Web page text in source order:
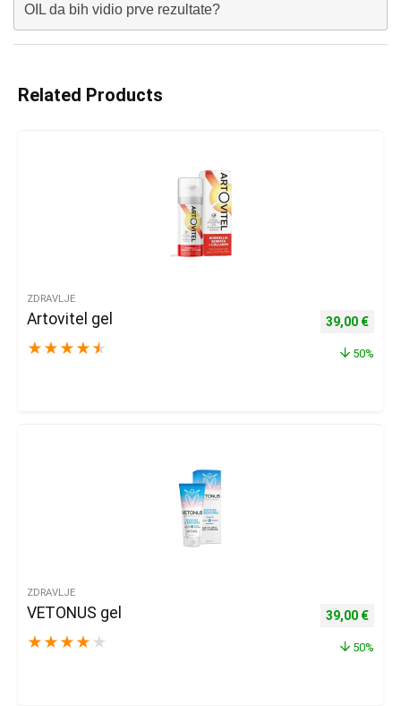
OIL da bih vidio prve rezultate?
Related Products
ZDRAVLJE
Artovitel gel
★ ★ ★ ★ ★
Izvorna
39,00 €
50%
ZDRAVLJE
VETONUS gel
★ ★ ★ ★ ★
Izvorna
39,00 €
50%